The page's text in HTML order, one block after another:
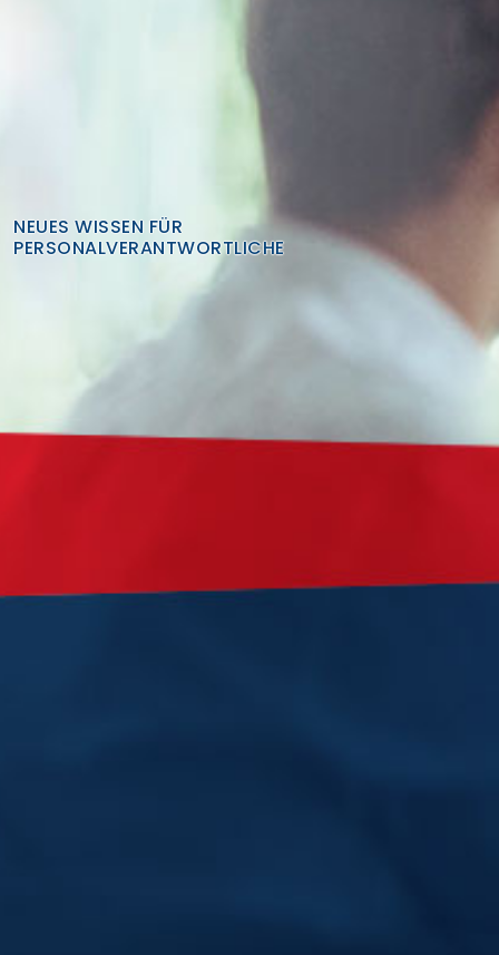
NEUES WISSEN FÜR
PERSONALVERANTWORTLICHE